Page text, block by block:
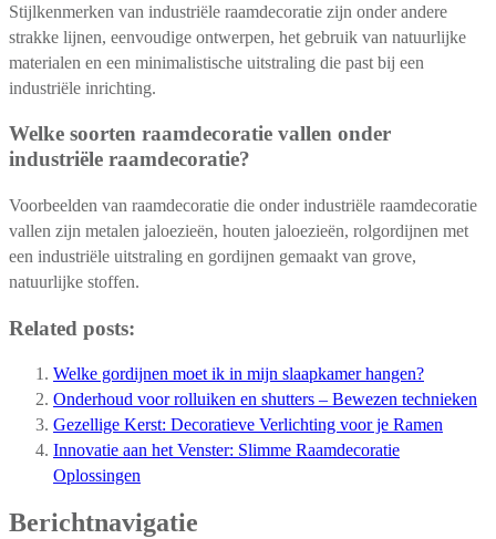
Stijlkenmerken van industriële raamdecoratie zijn onder andere
strakke lijnen, eenvoudige ontwerpen, het gebruik van natuurlijke
materialen en een minimalistische uitstraling die past bij een
industriële inrichting.
Welke soorten raamdecoratie vallen onder
industriële raamdecoratie?
Voorbeelden van raamdecoratie die onder industriële raamdecoratie
vallen zijn metalen jaloezieën, houten jaloezieën, rolgordijnen met
een industriële uitstraling en gordijnen gemaakt van grove,
natuurlijke stoffen.
Related posts:
Welke gordijnen moet ik in mijn slaapkamer hangen?
Onderhoud voor rolluiken en shutters – Bewezen technieken
Gezellige Kerst: Decoratieve Verlichting voor je Ramen
Innovatie aan het Venster: Slimme Raamdecoratie
Oplossingen
Berichtnavigatie